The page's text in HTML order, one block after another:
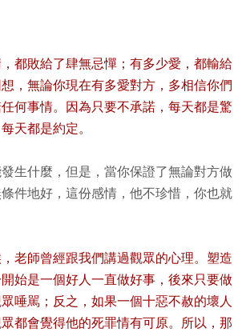
都敗給了肆無忌憚；有多少愛，都輸給
，無論你現在有多愛對方，多相信你們
何事情。因為只要不承諾，每天都是驚
天都是約定。
生什麼，但是，當你保證了無論對方做
件地好，這份感情，他不珍惜，你也就
老師曾經跟我們講過觀眾的心理。塑造
始是一個好人一直做好事，後來只要做
唾駡；反之，如果一個十惡不赦的壞人
都會覺得他的死罪情有可原。所以，那